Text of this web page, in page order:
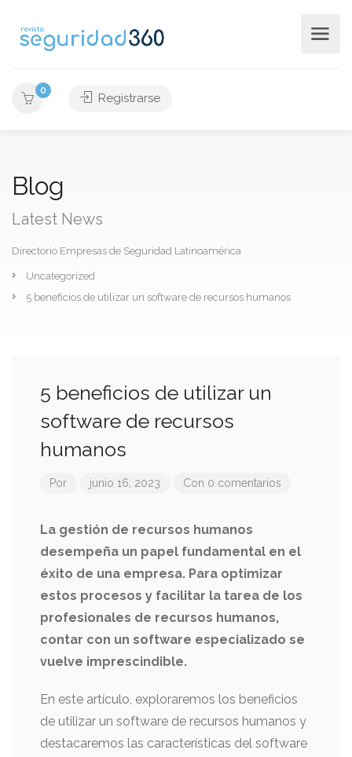
0
Registrarse
Blog
Latest News
Directorio Empresas de Seguridad Latinoamérica
Uncategorized
5 beneficios de utilizar un software de recursos humanos
5 beneficios de utilizar un
software de recursos
humanos
Por junio 16, 2023 Con 0 comentarios
La gestión de recursos humanos
desempeña un papel fundamental en el
éxito de una empresa. Para optimizar
estos procesos y facilitar la tarea de los
profesionales de recursos humanos,
contar con un software especializado se
vuelve imprescindible.
En este artículo, exploraremos los beneficios
de utilizar un software de recursos humanos y
destacaremos las características del software